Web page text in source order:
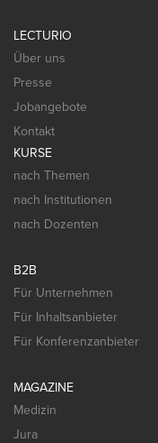
LECTURIO
Über uns
Presse
Jobangebote
Kontakt
KURSE
nach Themen
nach Institutionen
nach Dozenten
B2B
Für Unternehmen
Für Inhaltsanbieter
Für Konferenzanbieter
MAGAZINE
Medizin
Jura